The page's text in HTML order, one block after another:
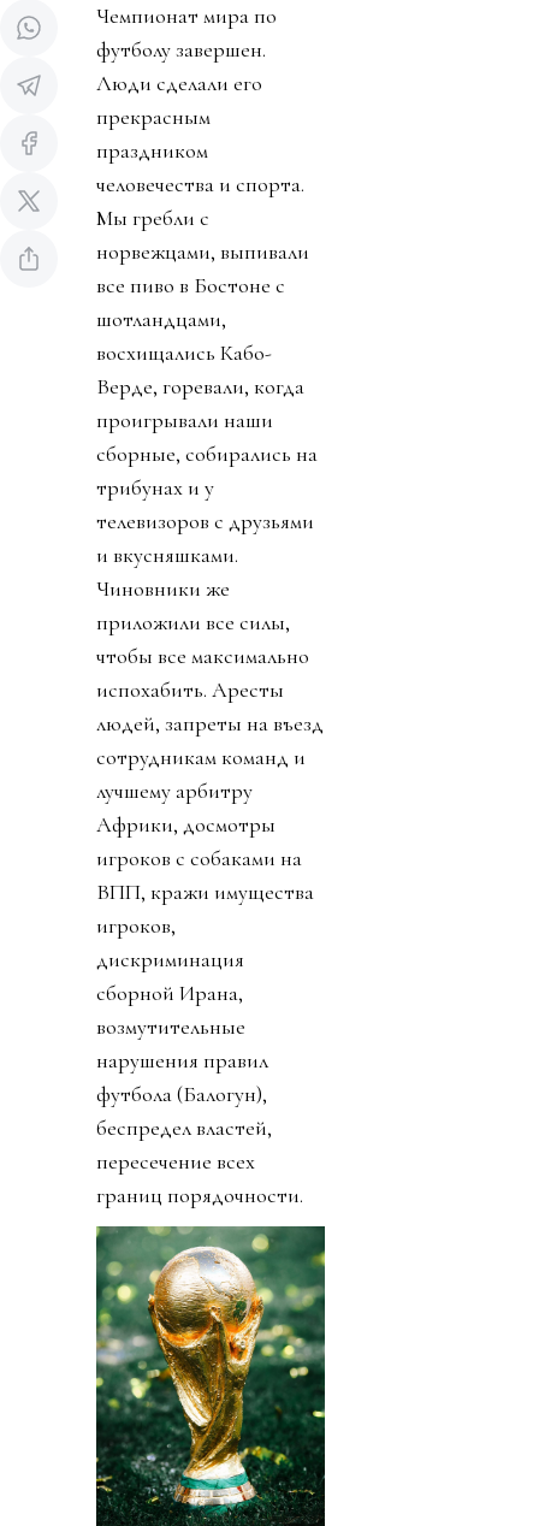
Чемпионат мира по
футболу завершен.
Люди сделали его
прекрасным
праздником
человечества и спорта.
Мы гребли с
норвежцами, выпивали
все пиво в Бостоне с
шотландцами,
восхищались Кабо-
Верде, горевали, когда
проигрывали наши
сборные, собирались на
трибунах и у
телевизоров с друзьями
и вкусняшками.
Чиновники же
приложили все силы,
чтобы все максимально
испохабить. Аресты
людей, запреты на въезд
сотрудникам команд и
лучшему арбитру
Африки, досмотры
игроков с собаками на
ВПП, кражи имущества
игроков,
дискриминация
сборной Ирана,
возмутительные
нарушения правил
футбола (Балогун),
беспредел властей,
пересечение всех
границ порядочности.